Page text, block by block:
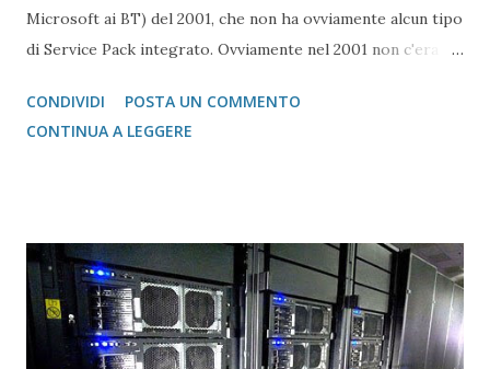
Microsoft ai BT) del 2001, che non ha ovviamente alcun tipo
di Service Pack integrato. Ovviamente nel 2001 non c'era
introdotte con il passare del tempo. Del resto, Windows
XP, credo, è un caso unico nella storia dei sistemi operativi
(tant'è vero, che su ebay le licenze vanno a ruba) Non voglio
indagare in questa sede i motivi della disaffezione a Vista,
ma mi vorrei concentrare su die aspetti molto più
interessanti: aggiornare la vecchia versione di XP 2001 a XP
CONDIVIDI
POSTA UN COMMENTO
CONTINUA A LEGGERE